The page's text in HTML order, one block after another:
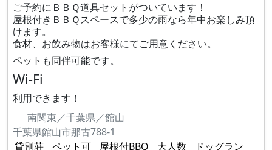
ご予約にＢＢＱ道具セットがついています！
屋根付きＢＢＱスペースで多少の雨なら年中お楽しみ頂
けます。
食材、お飲み物はお客様にてご用意ください。
ペットも同伴可能です。
Wi-Fi
利用できます！
南関東／千葉県／館山
千葉県館山市那古788-1
貸別荘
ペット可 屋根付BBQ 大人数 ドッグラン